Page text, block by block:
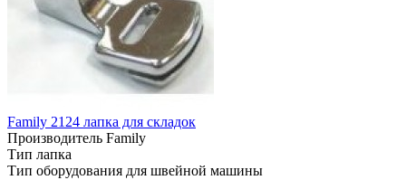
Family 2124 лапка для складок
Производитель Family
Тип лапка
Тип оборудования для швейной машины